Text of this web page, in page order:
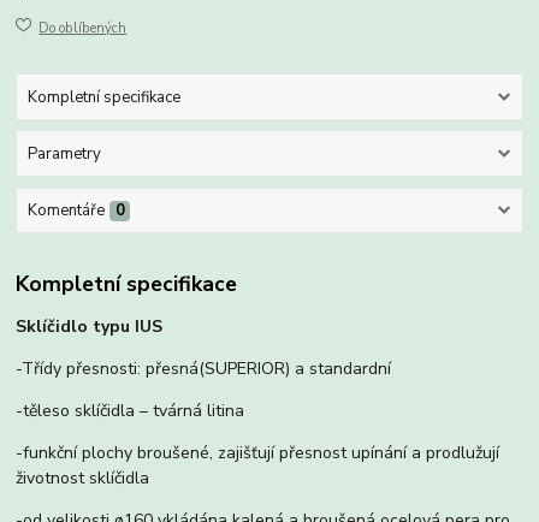
Do oblíbených
Kompletní specifikace
Parametry
Komentáře 0
Kompletní specifikace
Sklíčidlo typu IUS
-Třídy přesnosti: přesná(SUPERIOR) a standardní
-těleso sklíčidla – tvárná litina
-funkční plochy broušené, zajišťují přesnost upínání a prodlužují
životnost sklíčidla